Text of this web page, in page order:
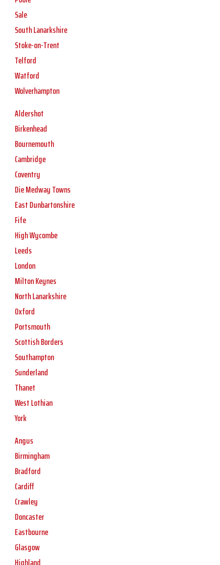
Sale
South Lanarkshire
Stoke-on-Trent
Telford
Watford
Wolverhampton
Aldershot
Birkenhead
Bournemouth
Cambridge
Coventry
Die Medway Towns
East Dunbartonshire
Fife
High Wycombe
Leeds
London
Milton Keynes
North Lanarkshire
Oxford
Portsmouth
Scottish Borders
Southampton
Sunderland
Thanet
West Lothian
York
Angus
Birmingham
Bradford
Cardiff
Crawley
Doncaster
Eastbourne
Glasgow